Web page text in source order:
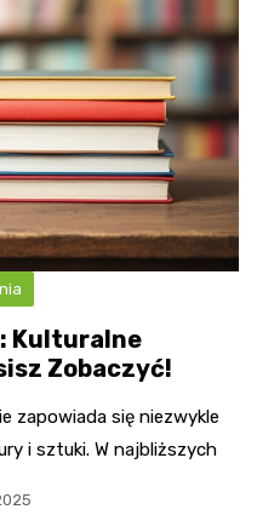
Kulturalne
Zobaczyć!
zapowiada się niezwykle
i sztuki. W najbliższych